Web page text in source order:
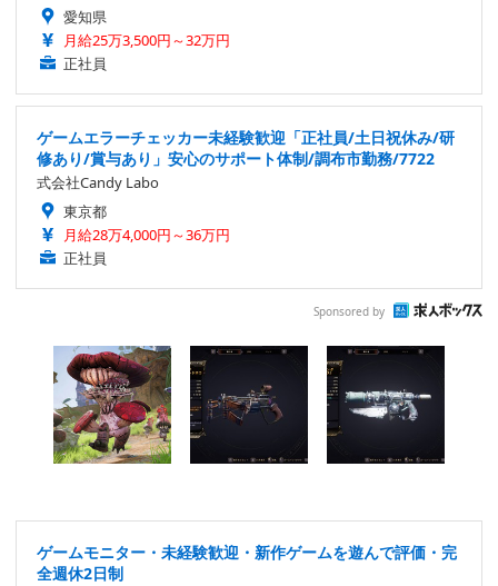
愛知県
月給25万3,500円～32万円
正社員
ゲームエラーチェッカー未経験歓迎「正社員/土日祝休み/研
修あり/賞与あり」安心のサポート体制/調布市勤務/7722
式会社Candy Labo
東京都
月給28万4,000円～36万円
正社員
Sponsored by
ゲームモニター・未経験歓迎・新作ゲームを遊んで評価・完
全週休2日制